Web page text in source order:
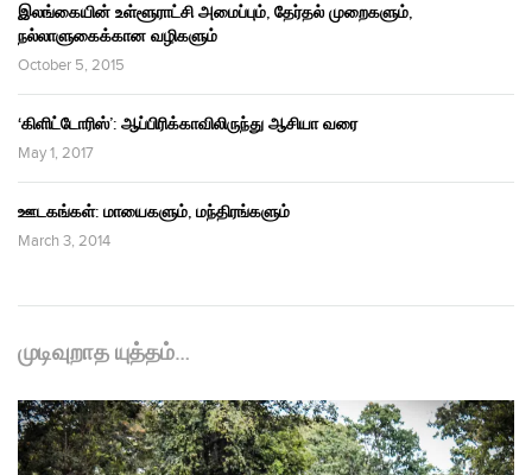
இலங்கையின் உள்ளூராட்சி அமைப்பும், தேர்தல் முறைகளும்,
நல்லாளுகைக்கான வழிகளும்
October 5, 2015
‘கிளிட்டோரிஸ்’: ஆப்பிரிக்காவிலிருந்து ஆசியா வரை
May 1, 2017
ஊடகங்கள்: மாயைகளும், மந்திரங்களும்
March 3, 2014
முடிவுறாத யுத்தம்…